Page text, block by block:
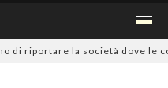
la società dove le